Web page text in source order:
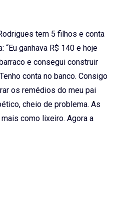
tem 5 filhos e conta
“Eu ganhava R$ 140 e hoje
e consegui construir
conta no banco. Consigo
os remédios do meu pai
cheio de problema. As
como lixeiro. Agora a